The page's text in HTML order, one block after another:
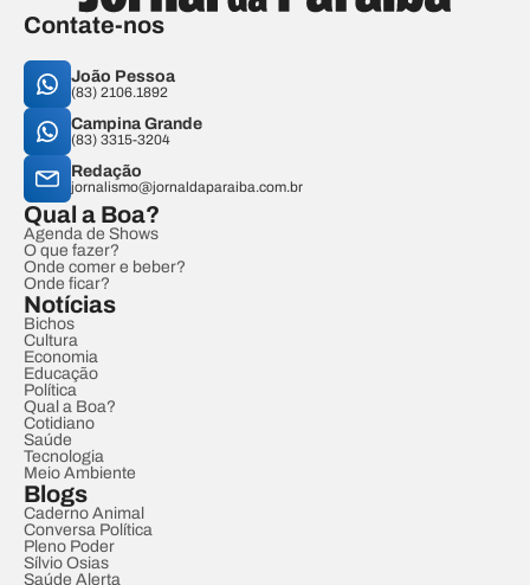
Contate-nos
João Pessoa
(83) 2106.1892
Campina Grande
(83) 3315-3204
Redação
jornalismo@jornaldaparaiba.com.br
Qual a Boa?
Agenda de Shows
O que fazer?
Onde comer e beber?
Onde ficar?
Notícias
Bichos
Cultura
Economia
Educação
Política
Qual a Boa?
Cotidiano
Saúde
Tecnologia
Meio Ambiente
Blogs
Caderno Animal
Conversa Política
Pleno Poder
Sílvio Osias
Saúde Alerta